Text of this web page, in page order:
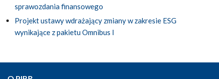
sprawozdania finansowego
Projekt ustawy wdrażający zmiany w zakresie ESG
wynikające z pakietu Omnibus I